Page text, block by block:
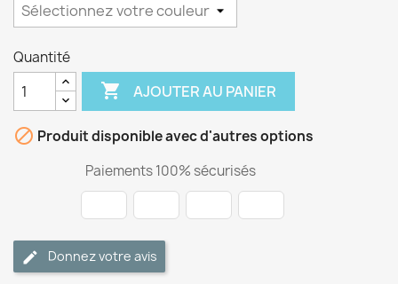
Quantité
 AJOUTER AU PANIER
 Produit disponible avec d'autres options
Paiements 100% sécurisés
Donnez votre avis